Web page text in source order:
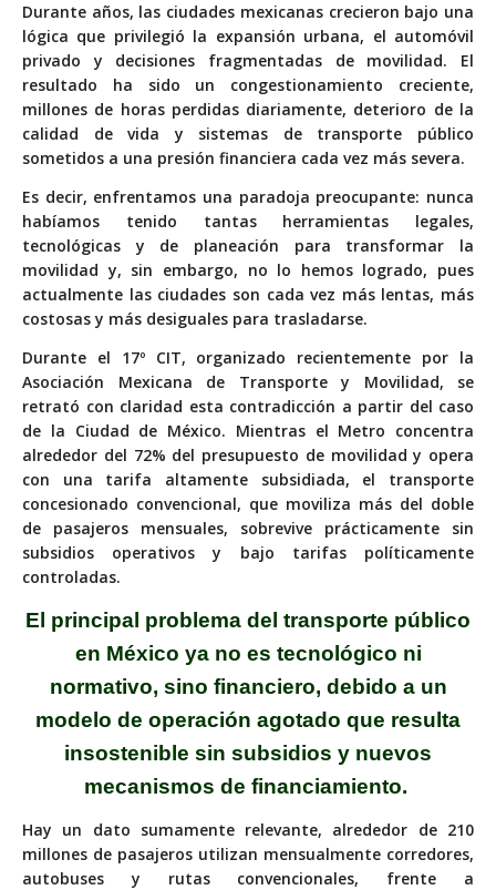
Durante años, las ciudades mexicanas crecieron bajo una
lógica que privilegió la expansión urbana, el automóvil
privado y decisiones fragmentadas de movilidad. El
resultado ha sido un congestionamiento creciente,
millones de horas perdidas diariamente, deterioro de la
calidad de vida y sistemas de transporte público
sometidos a una presión financiera cada vez más severa.
Es decir, enfrentamos una paradoja preocupante: nunca
habíamos tenido tantas herramientas legales,
tecnológicas y de planeación para transformar la
movilidad y, sin embargo, no lo hemos logrado, pues
actualmente las ciudades son cada vez más lentas, más
costosas y más desiguales para trasladarse.
Durante el 17º CIT, organizado recientemente por la
Asociación Mexicana de Transporte y Movilidad, se
retrató con claridad esta contradicción a partir del caso
de la Ciudad de México. Mientras el Metro concentra
alrededor del 72% del presupuesto de movilidad y opera
con una tarifa altamente subsidiada, el transporte
concesionado convencional, que moviliza más del doble
de pasajeros mensuales, sobrevive prácticamente sin
subsidios operativos y bajo tarifas políticamente
controladas.
El principal problema del transporte público
en México ya no es tecnológico ni
normativo, sino financiero, debido a un
modelo de operación agotado que resulta
insostenible sin subsidios y nuevos
mecanismos de financiamiento.
Hay un dato sumamente relevante, alrededor de 210
millones de pasajeros utilizan mensualmente corredores,
autobuses y rutas convencionales, frente a